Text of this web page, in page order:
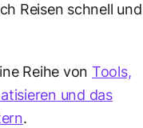
Reisen schnell und
Reihe von Tools,
und das
.